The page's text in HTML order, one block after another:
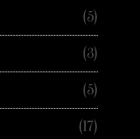
(5)
(3)
(5)
(17)